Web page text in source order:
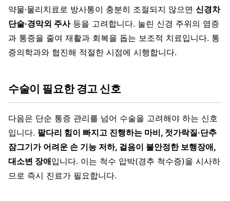
약물·물리치료로 방사통이 충분히 조절되지 않으면 신경차
단술·경막외 주사등을 고려합니다. 눌린 신경 주위의 염증
과 통증을 줄여 재활과 회복을 돕는 보조적 치료입니다. 통
증의학과와 협진해 적절한 시점에 시행합니다.
수술이 필요한 경고 신호
다음은 단순 통증 관리를 넘어 수술을 고려해야 하는 신호
입니다. 팔다리 힘이 빠지고 진행하는 마비, 젓가락질·단추
잠그기가 어려운 손 기능 저하, 걸음이 불안정한 보행장애,
대소변 장애입니다. 이는 척수 압박(경추 척수증)을 시사하
므로 즉시 진료가 필요합니다.